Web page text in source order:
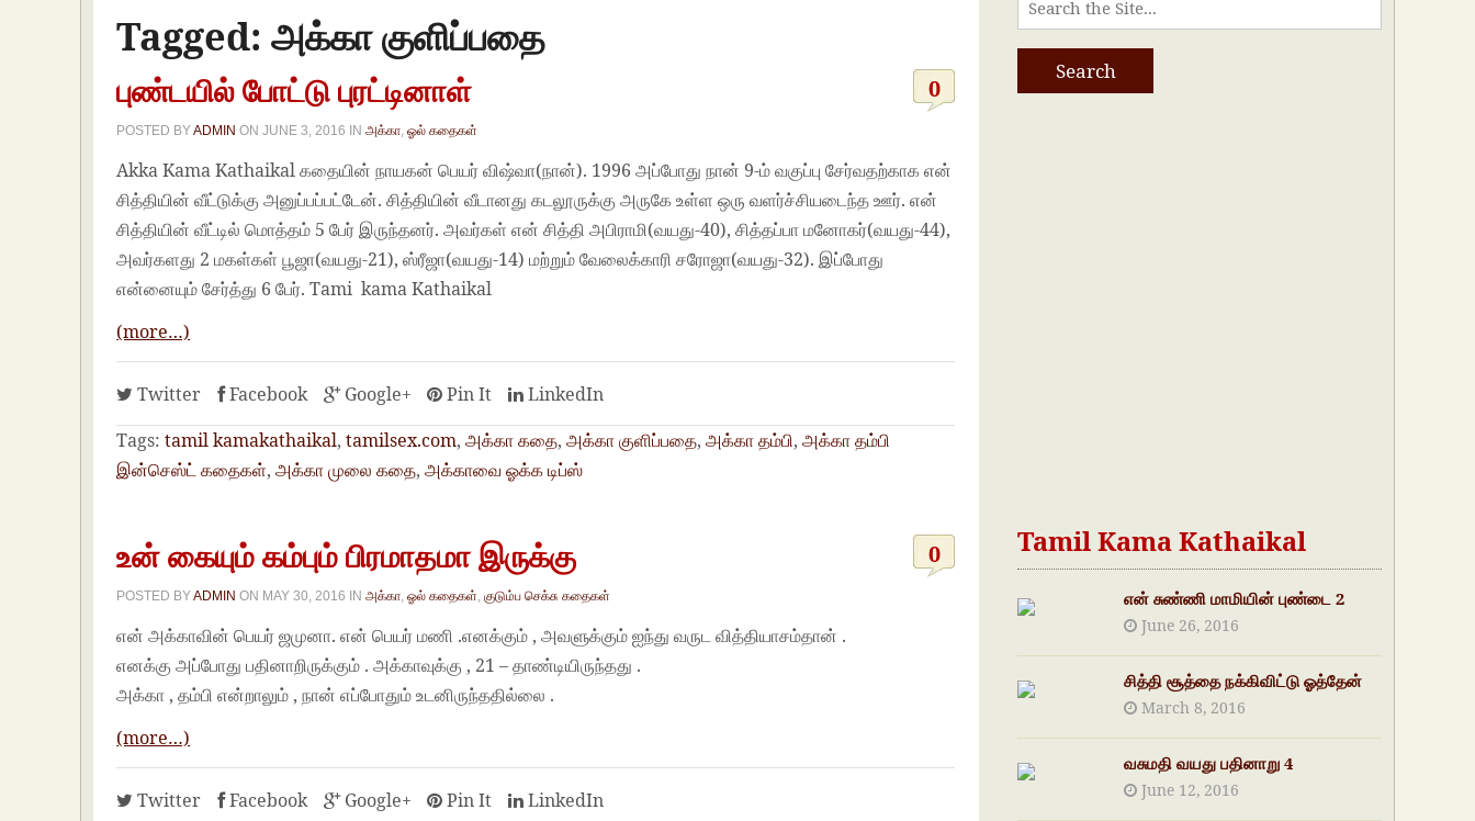
Tagged: அக்கா குளிப்பதை
புண்டயில் போட்டு புரட்டினாள் 0
POSTED BYADMIN ONJUNE 3, 2016 INஅக்கா ,ஓல் கதைகள்
Akka Kama Kathaikal கதையின் நாயகன் பெயர் விஷ்வா(நான்). 1996 அப்போது நான் 9-ம் வகுப்பு சேர்வதற்காக என்
சித்தியின் வீட்டுக்கு அனுப்பப்பட்டேன். சித்தியின் வீடானது கடலூருக்கு அருகே உள்ள ஒரு வளர்ச்சியடைந்த ஊர். என்
சித்தியின் வீட்டில் மொத்தம் 5 பேர் இருந்தனர். அவர்கள் என் சித்தி அபிராமி(வயது-40), சித்தப்பா மனோகர்(வயது-44),
அவர்களது 2 மகள்கள் பூஜா(வயது-21), ஸ்ரீஜா(வயது-14) மற்றும் வேலைக்காரி சரோஜா(வயது-32). இப்போது
என்னையும் சேர்த்து 6 பேர். Tami kama Kathaikal
(more…)
Twitter Facebook Google+ Pin It
LinkedIn
Tags: tamil kamakathaikal,tamilsex.com,அக்கா கதை,அக்கா குளிப்பதை,அக்கா தம்பி,அக்கா தம்பி
இன்செஸ்ட் கதைகள்,அக்கா முலை கதை,அக்காவை ஓக்க டிப்ஸ்
உன் கையும் கம்பும் பிரமாதமா இருக்கு 0
POSTED BYADMIN ON MAY 30, 2016 INஅக்கா ,ஓல் கதைகள் ,குடும்ப செக்சு கதைகள்
என் அக்காவின் பெயர் ஜமுனா. என் பெயர் மணி .எனக்கும் , அவளுக்கும் ஐந்து வருட வித்தியாசம்தான் .
எனக்கு அப்போது பதினாறிருக்கும் . அக்காவுக்கு , 21 – தாண்டியிருந்தது .
அக்கா , தம்பி என்றாலும் , நான் எப்போதும் உடனிருந்ததில்லை .
(more…)
Twitter Facebook Google+ Pin It
LinkedIn
Tamil Kama Kathaikal
என் சுண்ணி மாமியின் புண்டை 2
June 26, 2016
சித்தி சூத்தை நக்கிவிட்டு ஓத்தேன்
March 8, 2016
வசுமதி வயது பதினாறு 4
June 12, 2016